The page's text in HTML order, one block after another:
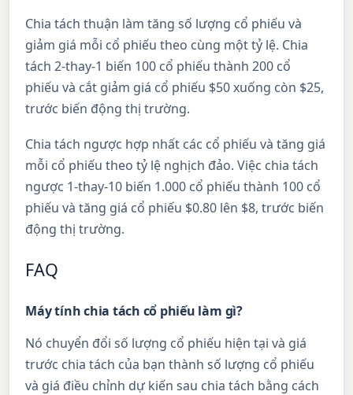
Chia tách thuận làm tăng số lượng cổ phiếu và
giảm giá mỗi cổ phiếu theo cùng một tỷ lệ. Chia
tách 2-thay-1 biến 100 cổ phiếu thành 200 cổ
phiếu và cắt giảm giá cổ phiếu $50 xuống còn $25,
trước biến động thị trường.
Chia tách ngược hợp nhất các cổ phiếu và tăng giá
mỗi cổ phiếu theo tỷ lệ nghịch đảo. Việc chia tách
ngược 1-thay-10 biến 1.000 cổ phiếu thành 100 cổ
phiếu và tăng giá cổ phiếu $0.80 lên $8, trước biến
động thị trường.
FAQ
Máy tính chia tách cổ phiếu làm gì?
Nó chuyển đổi số lượng cổ phiếu hiện tại và giá
trước chia tách của bạn thành số lượng cổ phiếu
và giá điều chỉnh dự kiến sau chia tách bằng cách